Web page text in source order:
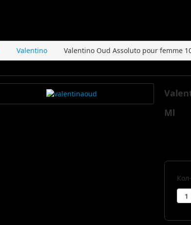
Valentino Valentino Oud Assoluto pour femme
Ml